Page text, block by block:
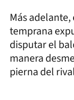
Más
temprana
disputar el
manera
pierna del